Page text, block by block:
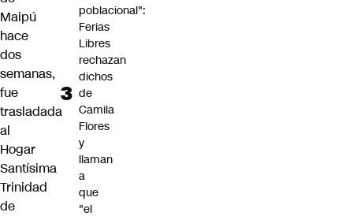
Maipú
hace
dos
semanas,
fue
trasladada
al
Hogar
Santísima
Trinidad
de
poblacional":
Ferias
Libres
rechazan
dichos
de
Camila
Flores
y
llaman
a
que
"el